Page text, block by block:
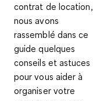
contrat de location,
nous avons
rassemblé dans ce
guide quelques
conseils et astuces
pour vous aider à
organiser votre